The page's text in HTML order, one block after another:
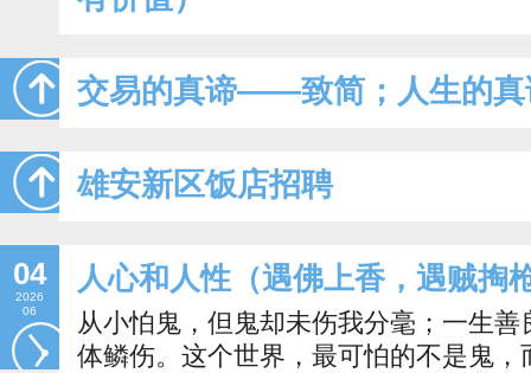
交易的真谛——致简；人生的
雄安新区饭店招聘
04
2026
06
人心和人性（遇佛上香，遇贼掏
从小怕鬼，但鬼却未伤我分毫；一生
体鳞伤。这个世界，最可怕的不是鬼